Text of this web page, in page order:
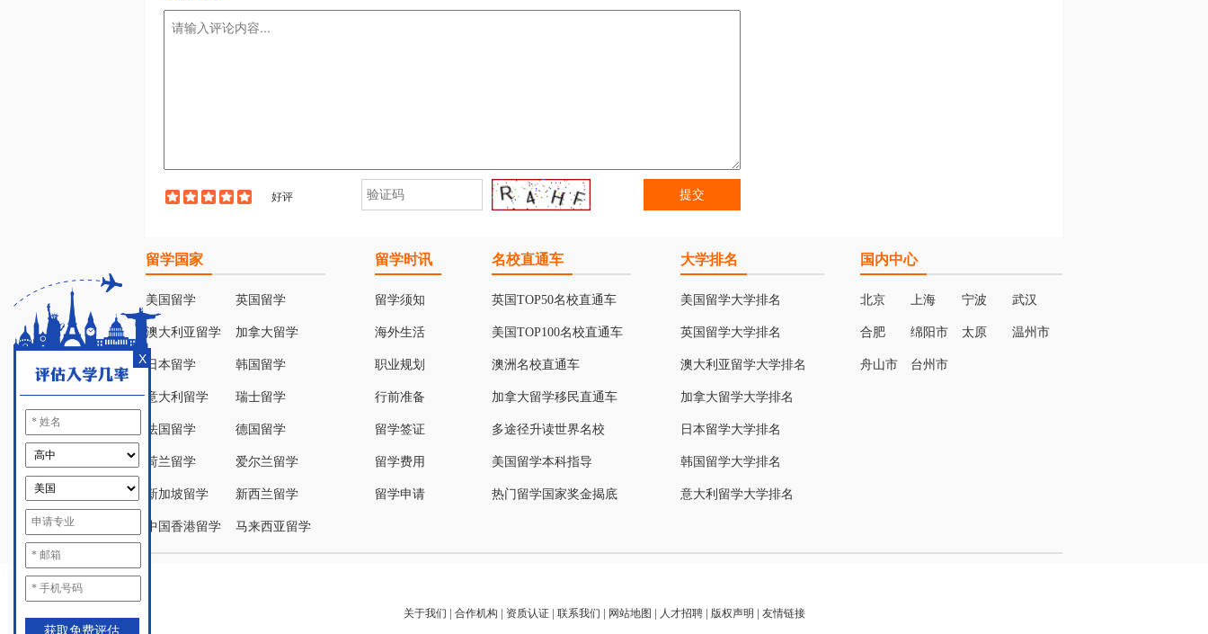
好评
X
留学国家
美国留学 英国留学
澳大利亚留学 加拿大留学
日本留学 韩国留学
意大利留学 瑞士留学
法国留学 德国留学
荷兰留学 爱尔兰留学
新加坡留学 新西兰留学
中国香港留学 马来西亚留学
留学时讯
留学须知
海外生活
职业规划
行前准备
留学签证
留学费用
留学申请
名校直通车
英国TOP50名校直通车
美国TOP100名校直通车
澳洲名校直通车
加拿大留学移民直通车
多途径升读世界名校
美国留学本科指导
热门留学国家奖金揭底
大学排名
美国留学大学排名
英国留学大学排名
澳大利亚留学大学排名
加拿大留学大学排名
日本留学大学排名
韩国留学大学排名
意大利留学大学排名
国内中心
北京 上海 宁波 武汉
合肥 绵阳市 太原 温州市
舟山市 台州市
关于我们 | 合作机构 | 资质认证| 联系我们 | 网站地图 | 人才招聘| 版权声明 | 友情链接